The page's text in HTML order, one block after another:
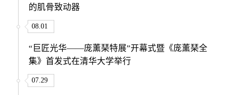
的肌骨致动器
08.01
“巨匠光华——庞薰琹特展”开幕式暨《庞薰琹全
集》首发式在清华大学举行
07.29